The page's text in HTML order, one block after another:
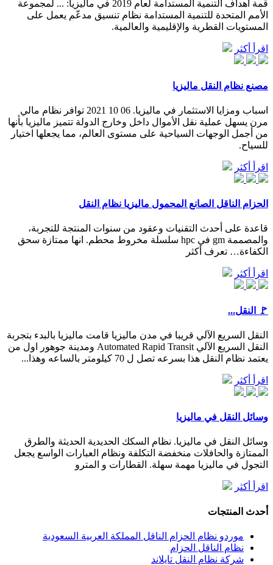
قمة أهداف التنمية المستدامة لعام 2019 في ماليزيا: ... لمجموعة
الأمم المتحدة للتنمية المستدامة نظام تنسيق مدعّم يعمل على
المستويات القطرية والإقليمية والعالمية.
اقرأ أكثر
مصنع نظام النقل ماليزيا
اسباب ومزايا الاستثمار في ماليزيا. 06 10 2021 توافر نظام مالي
مرن يسهل عملية نقل الأموال داخل وخارج الدولة تتميز ماليزيا بأنها
من أجمل الوجهات السياحية على مستوى العالم، مما يجعلها اختيار
للسياح.
اقرأ أكثر
الحزام الناقل الصانع المحمول ماليزيا نظام النقل
قاعدة على أحدث التقنيات وعقود من سنوات المنتجة للتجربة،
والمصممة gm في hpc سلسلة مخروط محطم. انها ممتازة سحق
الكفاءة… تعرف أكثر
اقرأ أكثر
‫🚩 النقل...
النقل السريع الآلي قريبا في مدن ماليزيا قامت ماليزيا بالبدء بتجربة
النقل السريع الآلي Automated Rapid Transit ومدينة جوهور اول من
يعتمد نظام النقل هذا بسرعه تصل ل 70 كيلومتر بالساعه وهذا...
اقرأ أكثر
وسائل النقل في ماليزيا
وسائل النقل في ماليزيا. نظام السكك الحديدية الحديثة والطرق
الممتازة والحافلات منخفضة التكلفة ونظام العبارات الواسع يجعل
التجول في ماليزيا مهمة سهلة. القطارات و المترو
اقرأ أكثر
أحدث المنتجات
موردو نظام الحزام الناقل المملكة العربية السعودية
نظام الناقل الحزام
شركة نظام النقل تايلاند